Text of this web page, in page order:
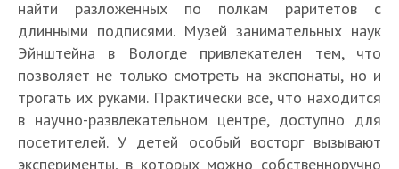
найти разложенных по полкам раритетов с
длинными подписями. Музей занимательных наук
Эйнштейна в Вологде привлекателен тем, что
позволяет не только смотреть на экспонаты, но и
трогать их руками. Практически все, что находится
в научно-развлекательном центре, доступно для
посетителей. У детей особый восторг вызывают
эксперименты, в которых можно собственноручно